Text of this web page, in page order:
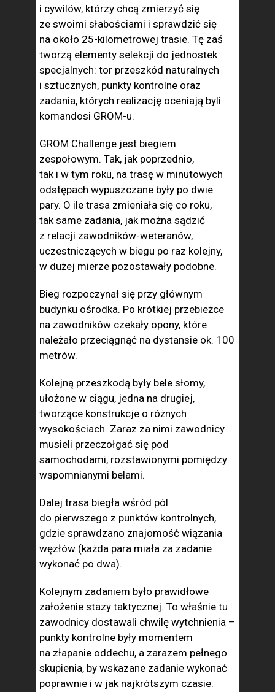
i cywilów, którzy chcą zmierzyć się
ze swoimi słabościami i sprawdzić się
na około 25-kilometrowej trasie. Tę zaś
tworzą elementy selekcji do jednostek
specjalnych: tor przeszkód naturalnych
i sztucznych, punkty kontrolne oraz
zadania, których realizację oceniają byli
komandosi GROM-u.
GROM Challenge jest biegiem
zespołowym. Tak, jak poprzednio,
tak i w tym roku, na trasę w minutowych
odstępach wypuszczane były po dwie
pary. O ile trasa zmieniała się co roku,
tak same zadania, jak można sądzić
z relacji zawodników-weteranów,
uczestniczących w biegu po raz kolejny,
w dużej mierze pozostawały podobne.
Bieg rozpoczynał się przy głównym
budynku ośrodka. Po krótkiej przebieżce
na zawodników czekały opony, które
należało przeciągnąć na dystansie ok. 100
metrów.
Kolejną przeszkodą były bele słomy,
ułożone w ciągu, jedna na drugiej,
tworzące konstrukcje o różnych
wysokościach. Zaraz za nimi zawodnicy
musieli przeczołgać się pod
samochodami, rozstawionymi pomiędzy
wspomnianymi belami.
Dalej trasa biegła wśród pól
do pierwszego z punktów kontrolnych,
gdzie sprawdzano znajomość wiązania
węzłów (każda para miała za zadanie
wykonać po dwa).
Kolejnym zadaniem było prawidłowe
założenie stazy taktycznej. To właśnie tu
zawodnicy dostawali chwilę wytchnienia –
punkty kontrolne były momentem
na złapanie oddechu, a zarazem pełnego
skupienia, by wskazane zadanie wykonać
poprawnie i w jak najkrótszym czasie.